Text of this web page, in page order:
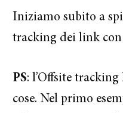
Iniziamo subito a
tracking dei link con
PS: l’Offsite
cose. Nel primo